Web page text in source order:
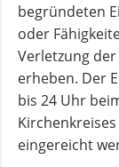
begründeten
oder
Verletzung
erheben. Der
bis 24 Uhr
eingereicht